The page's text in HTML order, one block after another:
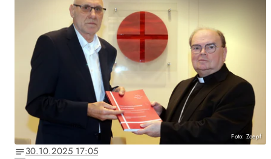
Foto: Zoepf
notes30.10.2025 17:05